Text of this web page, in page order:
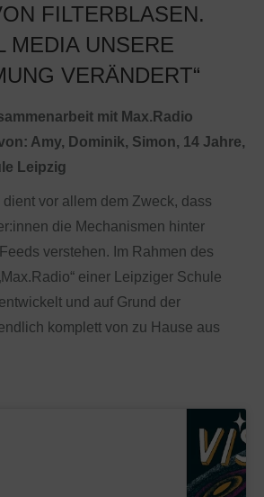
FILTERBLASEN.
MEDIA UNSERE
VERÄNDERT“
mit Max.Radio
Amy, Dominik, Simon, 14 Jahre,
Leipzig
vor allem dem Zweck, dass
die Mechanismen hinter
verstehen. Im Rahmen des
einer Leipziger Schule
und auf Grund der
komplett von zu Hause aus